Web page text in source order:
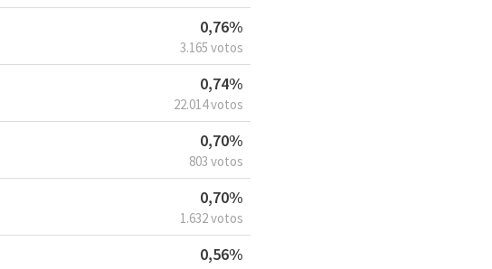
0,76%
3.165 votos
0,74%
22.014 votos
0,70%
803 votos
0,70%
1.632 votos
0,56%